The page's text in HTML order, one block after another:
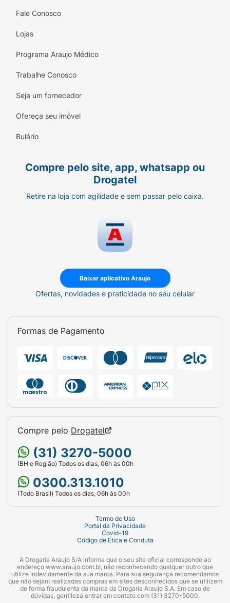
Fale Conosco
Lojas
Programa Araujo Médico
Trabalhe Conosco
Seja um fornecedor
Ofereça seu imóvel
Bulário
Compre pelo site, app, whatsapp ou
Drogatel
Retire na loja com agilidade e sem passar pelo caixa.
Baixar aplicativo Araujo
Ofertas, novidades e praticidade no seu celular
Formas de Pagamento
Compre pelo Drogatel
(31) 3270-5000
(BH e Região) Todos os dias, 06h às 00h
0300.313.1010
(Todo Brasil) Todos os dias, 06h às 00h
Termo de Uso
Portal da Privacidade
Covid-19
Código de Ética e Conduta
A Drogaria Araujo S/A informa que o seu site oficial corresponde ao
endereço www.araujo.com.br, não reconhecendo qualquer outro que
utilize indevidamente da sua marca. Para sua segurança recomendamos
que não sejam realizadas compras em sites desconhecidos que se utilizem
de forma fraudulenta da marca da Drogaria Araujo S.A. Em caso de
dúvidas, gentileza entrar em contato com (31) 3270-5000.